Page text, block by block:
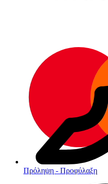
Πρόληψη - Προφύλαξη